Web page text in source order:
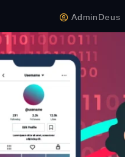
AdminDeus